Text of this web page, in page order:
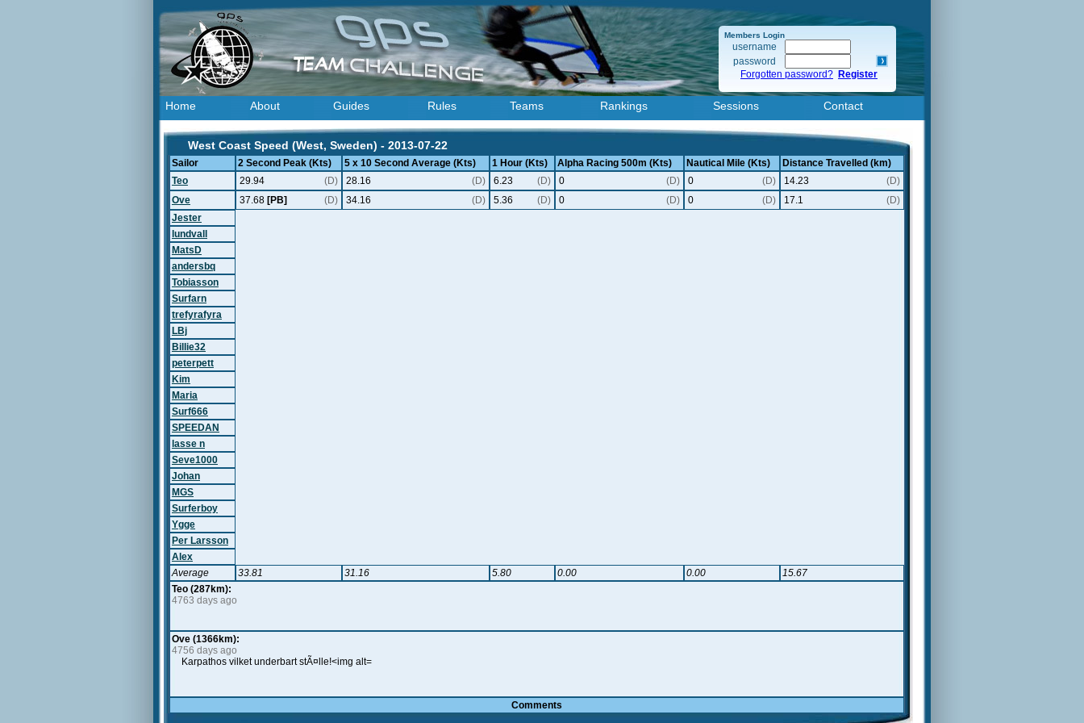
Members Login
username
password
Forgotten password? Register
Home About Guides Rules Teams Rankings Sessions Contact
West Coast Speed (West, Sweden) - 2013-07-22
Sailor 2 Second Peak (Kts) 5 x 10 Second Average (Kts) 1 Hour (Kts) Alpha Racing 500m (Kts) Nautical Mile (Kts)
Distance Travelled (km)
Teo
29.94 (D) 28.16 (D) 6.23 (D) 0 (D) 0 (D) 14.23
(D)
Ove
37.68 [PB] (D) 34.16 (D) 5.36 (D) 0 (D) 0 (D) 17.1
(D)
Jester
lundvall
MatsD
andersbq
Tobiasson
Surfarn
trefyrafyra
LBj
Billie32
peterpett
Kim
Maria
Surf666
SPEEDAN
lasse n
Seve1000
Johan
MGS
Surferboy
Ygge
Per Larsson
Alex
Average
33.81 31.16 5.80 0.00 0.00
15.67
Teo (287km):
4763 days ago
Ove (1366km):
4756 days ago
Karpathos vilket underbart stÃ¤lle!<img alt=
Comments